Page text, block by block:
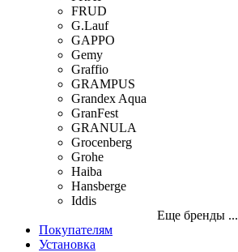
FRUD
G.Lauf
GAPPO
Gemy
Graffio
GRAMPUS
Grandex Aqua
GranFest
GRANULA
Grocenberg
Grohe
Haiba
Hansberge
Iddis
Еще бренды ...
Покупателям
Установка